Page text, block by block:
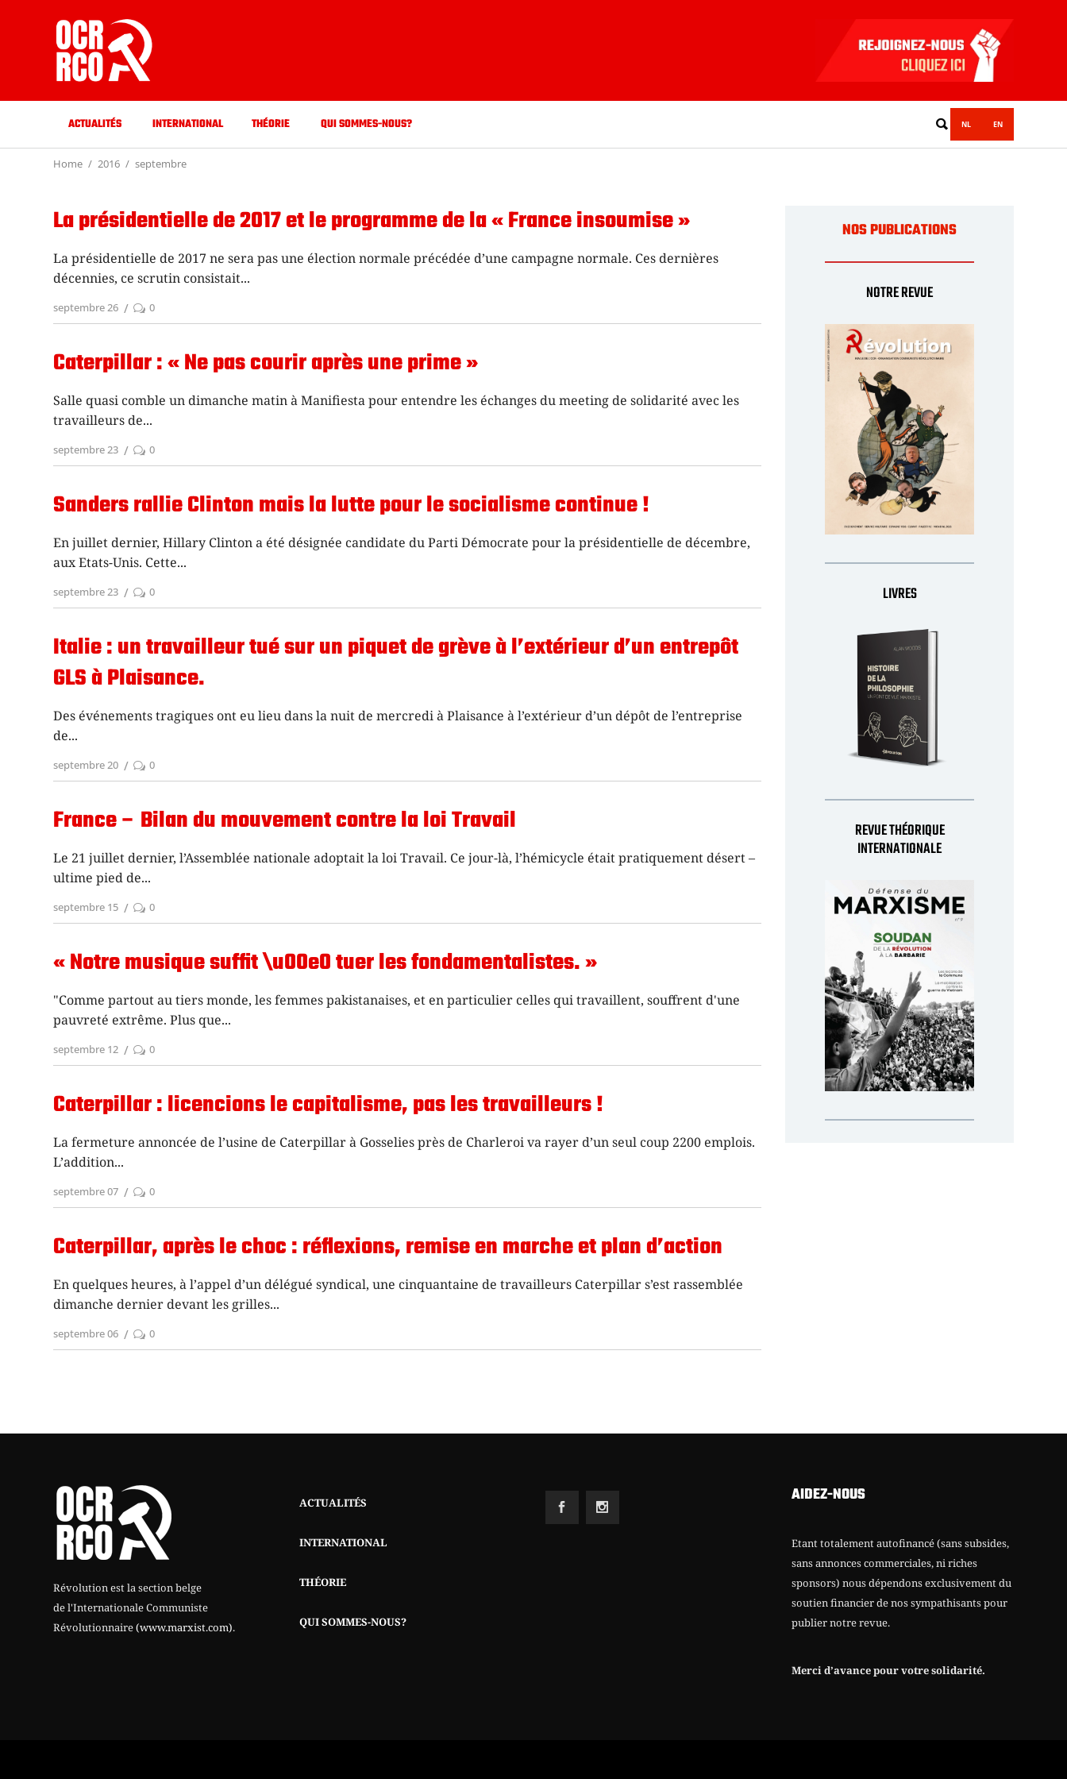
ACTUALITÉS INTERNATIONAL THÉORIE QUI SOMMES-NOUS? NL EN
Home 2016 septembre
La présidentielle de 2017 et le programme de la « France insoumise »
La présidentielle de 2017 ne sera pas une élection normale précédée d’une campagne normale. Ces dernières
décennies, ce scrutin consistait
septembre 26 0
Caterpillar : « Ne pas courir après une prime »
Salle quasi comble un dimanche matin à Manifiesta pour entendre les échanges du meeting de solidarité avec les
travailleurs de
septembre 23 0
Sanders rallie Clinton mais la lutte pour le socialisme continue !
En juillet dernier, Hillary Clinton a été désignée candidate du Parti Démocrate pour la présidentielle de décembre,
aux Etats-Unis. Cette
septembre 23 0
Italie : un travailleur tué sur un piquet de grève à l’extérieur d’un entrepôt
GLS à Plaisance.
Des événements tragiques ont eu lieu dans la nuit de mercredi à Plaisance à l’extérieur d’un dépôt de l’entreprise
de
septembre 20 0
France – Bilan du mouvement contre la loi Travail
Le 21 juillet dernier, l’Assemblée nationale adoptait la loi Travail. Ce jour-là, l’hémicycle était pratiquement désert –
ultime pied de
septembre 15 0
« Notre musique suffit \u00e0 tuer les fondamentalistes. »
"Comme partout au tiers monde, les femmes pakistanaises, et en particulier celles qui travaillent, souffrent d'une
pauvreté extrême. Plus que
septembre 12 0
Caterpillar : licencions le capitalisme, pas les travailleurs !
La fermeture annoncée de l’usine de Caterpillar à Gosselies près de Charleroi va rayer d’un seul coup 2200 emplois.
L’addition
septembre 07 0
Caterpillar, après le choc : réflexions, remise en marche et plan d’action
En quelques heures, à l’appel d’un délégué syndical, une cinquantaine de travailleurs Caterpillar s’est rassemblée
dimanche dernier devant les grilles
septembre 06 0
NOS PUBLICATIONS
NOTRE REVUE
LIVRES
REVUE THÉORIQUE
INTERNATIONALE
Révolution est la section belge
de l'Internationale Communiste
Révolutionnaire(www.marxist.com).
ACTUALITÉS
INTERNATIONAL
THÉORIE
QUI SOMMES-NOUS?
AIDEZ-NOUS
Etant totalement autofinancé (sans subsides,
sans annonces commerciales, ni riches
sponsors) nous dépendons exclusivement du
soutien financier de nos sympathisants pour
publier notre revue.
Merci d’avance pour votre solidarité.